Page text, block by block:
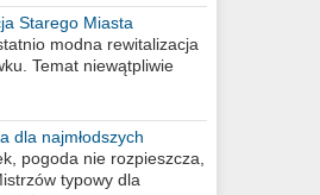
Starego Miasta
modna rewitalizacja
Temat niewątpliwie
dla najmłodszych
pogoda nie rozpieszcza,
typowy dla